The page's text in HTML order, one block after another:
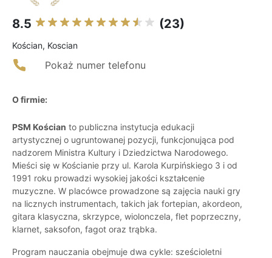
8.5 (23)
Kościan, Koscian
Pokaż numer telefonu
O firmie:
PSM Kościan to publiczna instytucja edukacji
artystycznej o ugruntowanej pozycji, funkcjonująca pod
nadzorem Ministra Kultury i Dziedzictwa Narodowego.
Mieści się w Kościanie przy ul. Karola Kurpińskiego 3 i od
1991 roku prowadzi wysokiej jakości kształcenie
muzyczne. W placówce prowadzone są zajęcia nauki gry
na licznych instrumentach, takich jak fortepian, akordeon,
gitara klasyczna, skrzypce, wiolonczela, flet poprzeczny,
klarnet, saksofon, fagot oraz trąbka.
Program nauczania obejmuje dwa cykle: sześcioletni